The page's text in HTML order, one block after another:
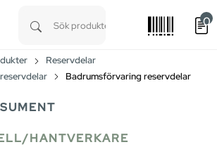
0
Reservdelar
Badrumsförvaring reservdelar
HANTVERKARE